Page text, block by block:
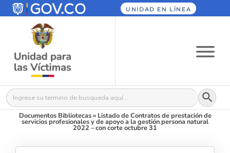
UNIDAD EN LÍNEA
Buscar: Botón
Documentos Bibliotecas» Listado de Contratos de prestación de
servicios profesionales y de apoyo a la gestión persona natural
2022 – con corte octubre 31